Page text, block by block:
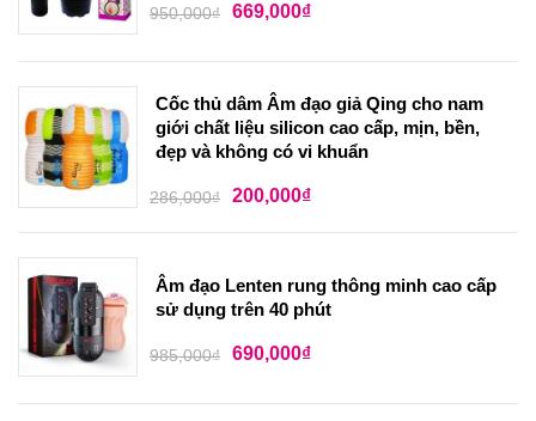
950,000₫ 669,000₫
Cốc thủ dâm Âm đạo giả Qing cho nam
giới chất liệu silicon cao cấp, mịn, bền,
đẹp và không có vi khuẩn
286,000₫ 200,000₫
Âm đạo Lenten rung thông minh cao cấp
sử dụng trên 40 phút
985,000₫ 690,000₫